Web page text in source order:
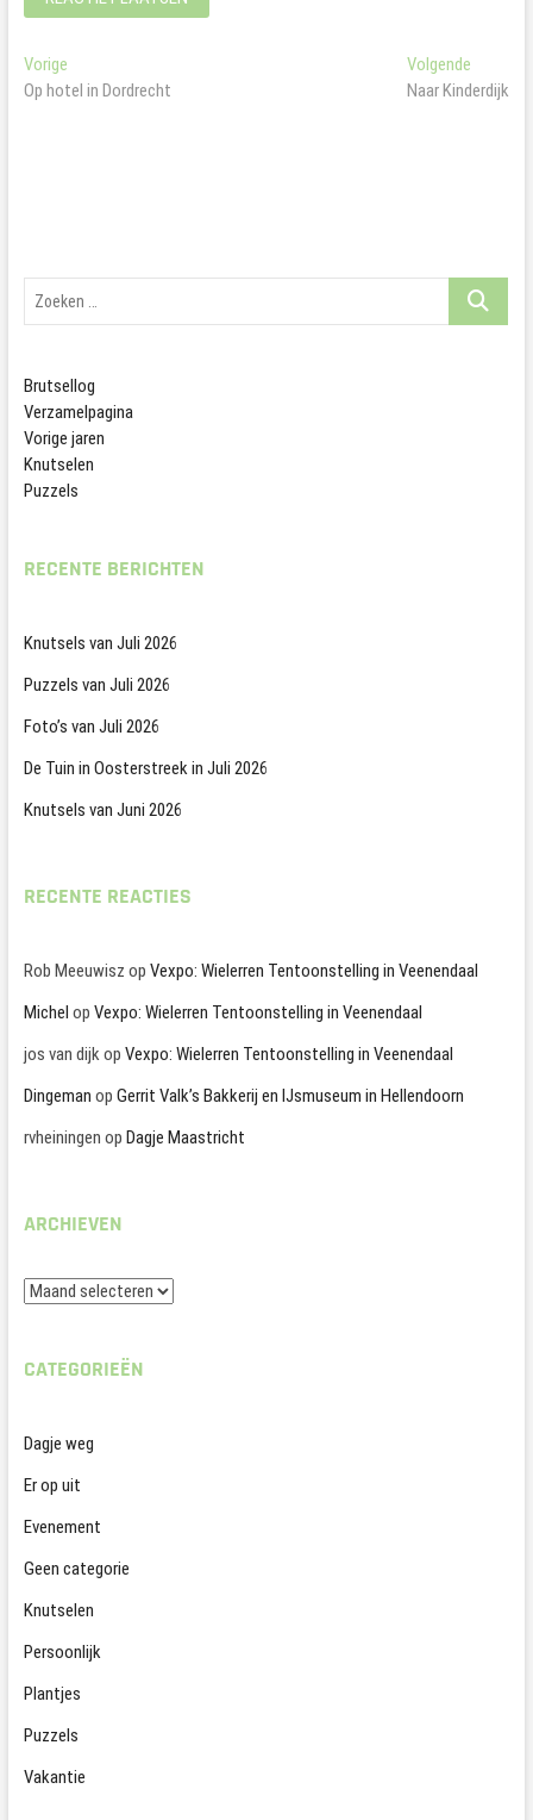
Bericht
navigatie
VorigeVorig
bericht:
Op hotel in Dordrecht
Volgende
bericht:
Naar Kinderdijk
Zoeken
Brutsellog
Verzamelpagina
Vorige jaren
Knutselen
Puzzels
RECENTE BERICHTEN
Knutsels van Juli 2026
Puzzels van Juli 2026
Foto’s van Juli 2026
De Tuin in Oosterstreek in Juli 2026
Knutsels van Juni 2026
RECENTE REACTIES
Rob Meeuwisz op Vexpo: Wielerren Tentoonstelling in Veenendaal
Michel op Vexpo: Wielerren Tentoonstelling in Veenendaal
jos van dijkop Vexpo: Wielerren Tentoonstelling in Veenendaal
Dingeman op Gerrit Valk’s Bakkerij en IJsmuseum in Hellendoorn
rvheiningen op Dagje Maastricht
ARCHIEVEN
Archieven
CATEGORIEËN
Dagje weg
Er op uit
Evenement
Geen categorie
Knutselen
Persoonlijk
Plantjes
Puzzels
Vakantie